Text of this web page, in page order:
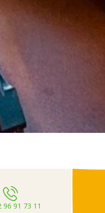
96 91 73 11